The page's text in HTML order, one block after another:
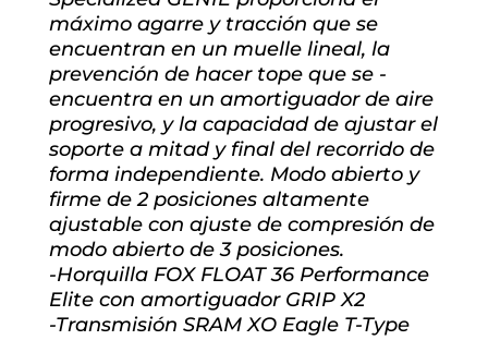
máximo agarre y tracción que se
encuentran en un muelle lineal, la
prevención de hacer tope que se -
encuentra en un amortiguador de aire
progresivo, y la capacidad de ajustar el
soporte a mitad y final del recorrido de
forma independiente. Modo abierto y
firme de 2 posiciones altamente
ajustable con ajuste de compresión de
modo abierto de 3 posiciones.
-Horquilla FOX FLOAT 36 Performance
Elite con amortiguador GRIP X2
-Transmisión SRAM XO Eagle T-Type